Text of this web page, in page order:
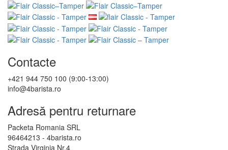
Contacte
+421 944 750 100 (9:00-13:00)
info@4barista.ro
Adresă pentru returnare
Packeta Romania SRL
96464213 - 4barista.ro
Strada Virginia Nr.4